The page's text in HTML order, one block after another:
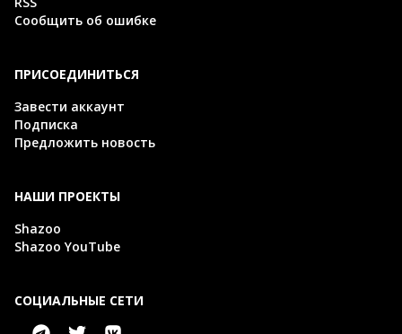
Сообщить об ошибке
ПРИСОЕДИНИТЬСЯ
Завести аккаунт
Подписка
Предложить новость
НАШИ ПРОЕКТЫ
Shazoo
Shazoo YouTube
СОЦИАЛЬНЫЕ СЕТИ